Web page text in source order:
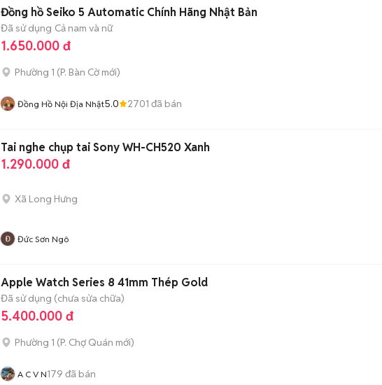
Đồng hồ Seiko 5 Automatic Chính Hãng Nhật Bản
Đã sử dụng Cả nam và nữ
1.650.000 đ
Phường 1 (P. Bàn Cờmới)
Đồng Hồ Nội Địa Nhật5.0 2701 đã bán
Tai nghe chụp tai Sony WH-CH520 Xanh
1.290.000 đ
Xã Long Hưng
Đức Sơn Ngô
Apple Watch Series 8 41mm Thép Gold
Đã sử dụng (chưa sửa chữa)
5.400.000 đ
Phường 1 (P. Chợ Quán mới)
A C V N179 đã bán